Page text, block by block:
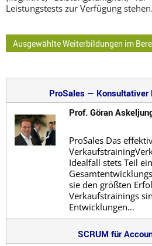
Leistungstests zur Verfügung
Ausgewählte Weiterbildungen im
ProSales — Konsultativer
Prof. Göran
ProSales Das
Idealfall stets Teil
sie den größten
Verkaufstrainings
Entwicklungen…
SCRUM für